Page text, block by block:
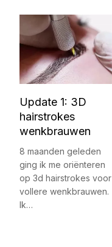
Update 1: 3D
hairstrokes
wenkbrauwen
8 maanden geleden
ging ik me oriënteren
op 3d hairstrokes voor
vollere wenkbrauwen.
Ik…